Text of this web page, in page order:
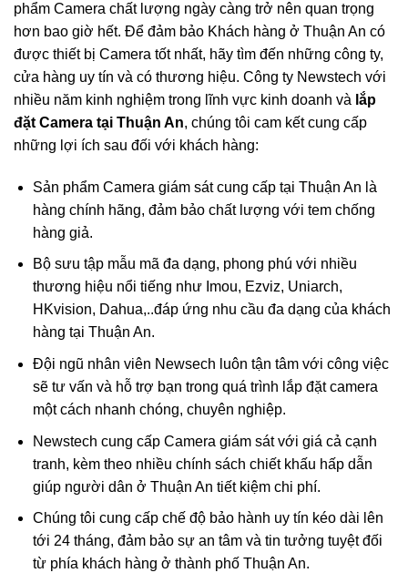
phẩm Camera chất lượng ngày càng trở nên quan trọng
hơn bao giờ hết. Để đảm bảo Khách hàng ở Thuận An có
được thiết bị Camera tốt nhất, hãy tìm đến những công ty,
cửa hàng uy tín và có thương hiệu. Công ty Newstech với
nhiều năm kinh nghiệm trong lĩnh vực kinh doanh và lắp
đặt Camera tại Thuận An, chúng tôi cam kết cung cấp
những lợi ích sau đối với khách hàng:
Sản phẩm Camera giám sát cung cấp tại Thuận An là
hàng chính hãng, đảm bảo chất lượng với tem chống
hàng giả.
Bộ sưu tập mẫu mã đa dạng, phong phú với nhiều
thương hiệu nổi tiếng như Imou, Ezviz, Uniarch,
HKvision, Dahua,..đáp ứng nhu cầu đa dạng của khách
hàng tại Thuận An.
Đội ngũ nhân viên Newsech luôn tận tâm với công việc
sẽ tư vấn và hỗ trợ bạn trong quá trình lắp đặt camera
một cách nhanh chóng, chuyên nghiệp.
Newstech cung cấp Camera giám sát với giá cả cạnh
tranh, kèm theo nhiều chính sách chiết khấu hấp dẫn
giúp người dân ở Thuận An tiết kiệm chi phí.
Chúng tôi cung cấp chế độ bảo hành uy tín kéo dài lên
tới 24 tháng, đảm bảo sự an tâm và tin tưởng tuyệt đối
từ phía khách hàng ở thành phố Thuận An.